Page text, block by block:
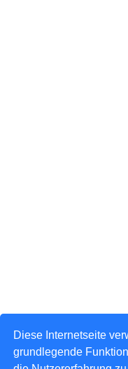
Diese Internetseite
grundlegende